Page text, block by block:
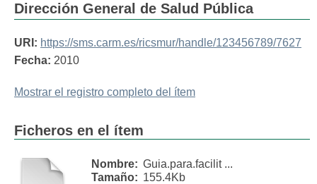
Dirección General de Salud Pública
URI: https://sms.carm.es/ricsmur/handle/123456789/7627
Fecha: 2010
Mostrar el registro completo del ítem
Ficheros en el ítem
Nombre: Guia.para.facilit ...
Tamaño: 155.4Kb